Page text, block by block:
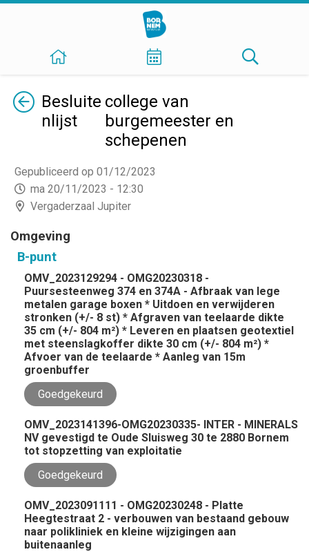
TerugBesluite
nlijst
college van
burgemeester en
schepenen
Gepubliceerd op 01/12/2023
ma 20/11/2023 - 12:30
Vergaderzaal Jupiter
Omgeving
B-punt
OMV_2023129294 - OMG20230318 -
Puursesteenweg 374 en 374A - Afbraak van lege
metalen garage boxen * Uitdoen en verwijderen
stronken (+/- 8 st) * Afgraven van teelaarde dikte
35 cm (+/- 804 m²) * Leveren en plaatsen geotextiel
met steenslagkoffer dikte 30 cm (+/- 804 m²) *
Afvoer van de teelaarde * Aanleg van 15m
groenbuffer
Goedgekeurd
OMV_2023141396-OMG20230335- INTER - MINERALS
NV gevestigd te Oude Sluisweg 30 te 2880 Bornem
tot stopzetting van exploitatie
Goedgekeurd
OMV_2023091111 - OMG20230248 - Platte
Heegtestraat 2 - verbouwen van bestaand gebouw
naar polikliniek en kleine wijzigingen aan
buitenaanleg